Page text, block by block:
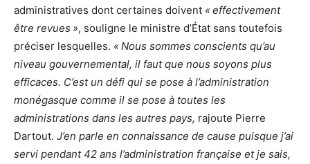
administratives dont certaines doivent « effectivement
être revues », souligne le ministre d’État sans toutefois
préciser lesquelles. « Nous sommes conscients qu’au
niveau gouvernemental, il faut que nous soyons plus
efficaces. C’est un défi qui se pose à l’administration
monégasque comme il se pose à toutes les
administrations dans les autres pays, rajoute Pierre
Dartout. J’en parle en connaissance de cause puisque j’ai
servi pendant 42 ans l’administration française et je sais,